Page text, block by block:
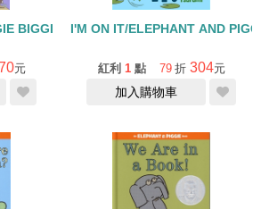
BIGGIE VOLUME 4/精裝繪本
元
I'M ON IT/ELEPHANT AND
紅利 1 點 79 折 304元
加入購物車